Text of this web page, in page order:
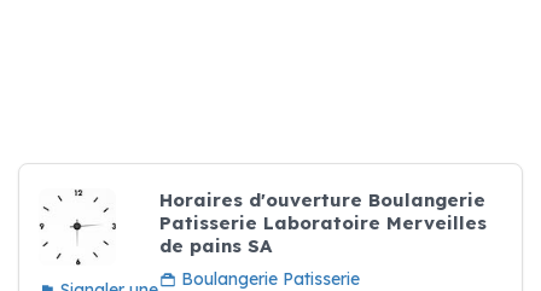
Horaires d'ouverture Boulangerie
Patisserie Laboratoire Merveilles
de pains SA
Boulangerie Patisserie